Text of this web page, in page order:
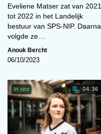
Eveliene Matser zat van 2021
tot 2022 in het Landelijk
bestuur van SPS-NIP. Daarna
volgde ze…
Anouk Bercht
06/10/2023
In spe 04:36